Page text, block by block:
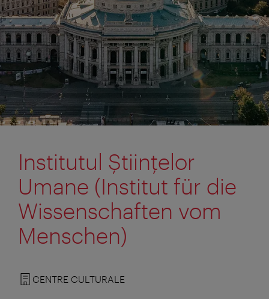
Institutul Ştiinţelor
Umane (Institut für die
Wissenschaften vom
Menschen)
CENTRE CULTURALE